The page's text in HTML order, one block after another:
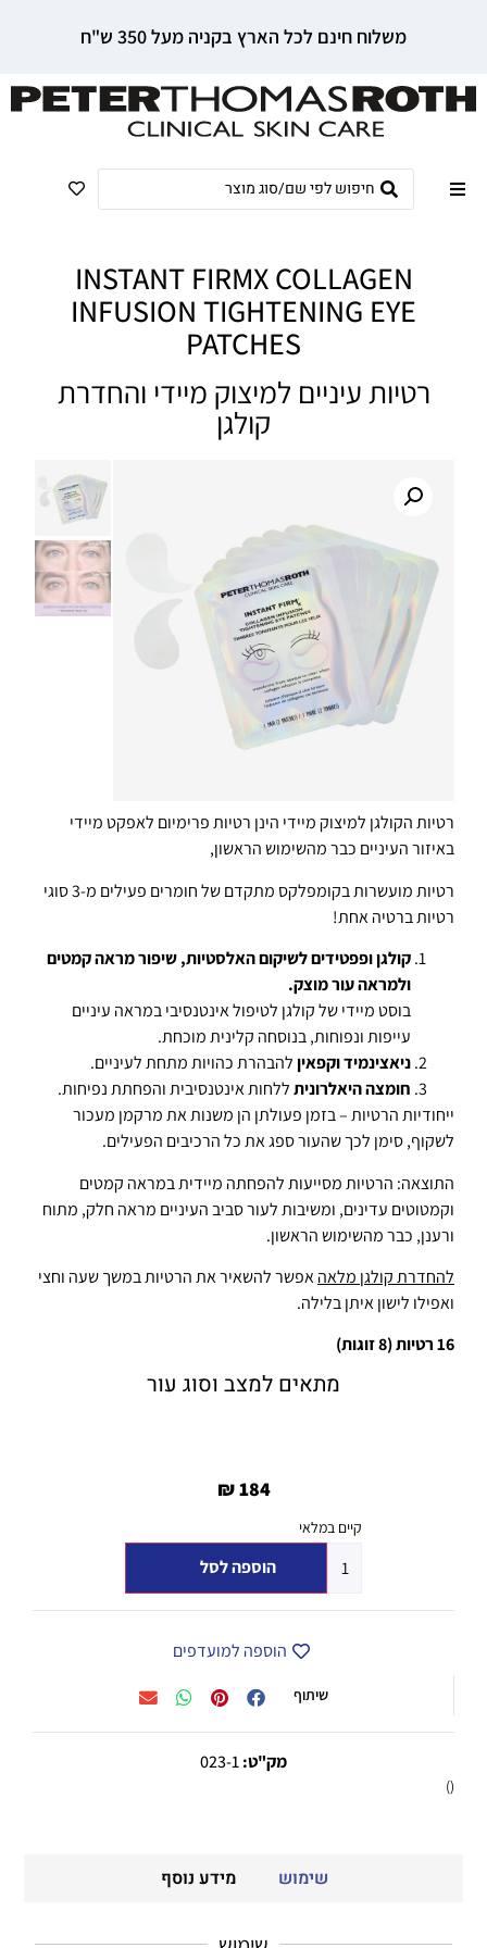
משלוח חינם לכל הארץ בקניה מעל 350 ש"ח
INSTANT FIRMX COLLAGEN
INFUSION TIGHTENING EYE
PATCHES
רטיות עיניים למיצוק מיידי והחדרת
קולגן
רטיות הקולגן למיצוק מיידי הינן רטיות פרימיום לאפקט מיידי
באיזור העיניים כבר מהשימוש הראשון,
רטיות מועשרות בקומפלקס מתקדם של חומרים פעילים מ-3 סוגי
רטיות ברטיה אחת!
קולגן ופפטידיםלשיקום האלסטיות, שיפור מראה קמטים
ולמראה עור מוצק.
בוסט מיידי של קולגן לטיפול אינטנסיבי במראה עיניים
עייפות ונפוחות, בנוסחה קלינית מוכחת.
ניאצינמיד וקפאיןלהבהרת כהויות מתחת לעיניים.
חומצה היאלרוניתללחות אינטנסיבית והפחתת נפיחות.
ייחודיות הרטיות – בזמן פעולתן הן משנות את מרקמן מעכור
לשקוף, סימן לכך שהעור ספג את כל הרכיבים הפעילים.
התוצאה: הרטיות מסייעות להפחתה מיידית במראה קמטים
וקמטוטים עדינים, ומשיבות לעור סביב העיניים מראה חלק, מתוח
ורענן, כבר מהשימוש הראשון.
להחדרת קולגן מלאהאפשר להשאיר את הרטיות במשך שעה וחצי
ואפילו לישון איתן בלילה.
16 רטיות (8 זוגות)
מתאים למצב וסוג עור
₪184
קיים במלאי
הוספה לסל
הוספה למועדפים
שיתוף
מק"ט:023-1
()
שימוש מידע נוסף